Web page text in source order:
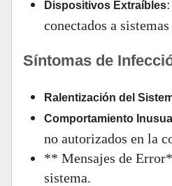
Dispositivos Extraíbles
conectados a
Síntomas de
Ralentización del
Comportamiento Inusual
no autorizados en la
** Mensajes de
sistema.